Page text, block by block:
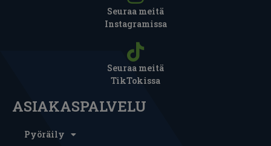
Seuraa meitä
Instagramissa
Seuraa meitä
TikTokissa
ASIAKASPALVELU
Pyöräily